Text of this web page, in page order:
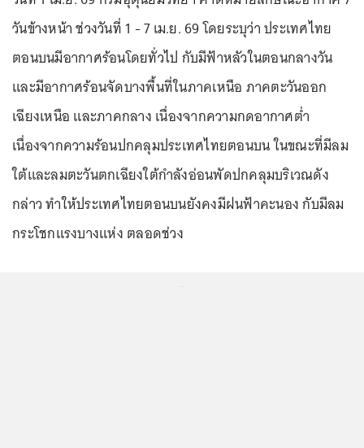
วันข้างหน้า ช่วงวันที่ 1 - 7 เม.ย. 69 โดยระบุว่า ประเทศไทย
ตอนบนมีอากาศร้อนโดยทั่วไป กับมีฟ้าหลัวในตอนกลางวัน
และมีอากาศร้อนจัดบางพื้นที่ในภาคเหนือ ภาคตะวันออก
เฉียงเหนือ และภาคกลาง เนื่องจากความกดอากาศต่ำ
เนื่องจากความร้อนปกคลุมประเทศไทยตอนบน ในขณะที่มีลม
ใต้และลมตะวันตกเฉียงใต้กำลังอ่อนพัดปกคลุมบริเวณดัง
กล่าว ทำให้ประเทศไทยตอนบนยังคงมีฝนฟ้าคะนอง กับมีลม
กระโชกแรงบางแห่ง ตลอดช่วง